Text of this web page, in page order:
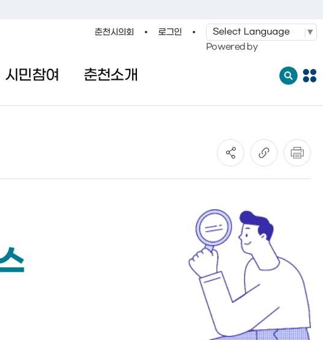
관광 춘천시청
춘천시의회
로그인
Powered by
시민참여 춘천소개
전